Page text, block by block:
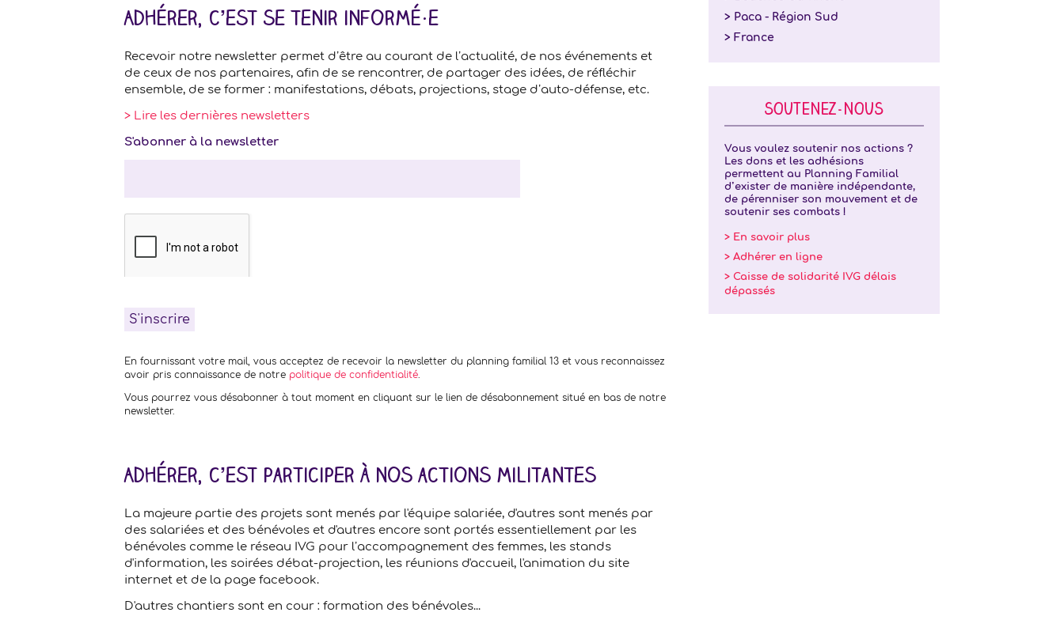
Adhérer, c’est se tenir informé·e
Recevoir notre newsletter permet d’être au courant de l’actualité, de nos événements et
de ceux de nos partenaires, afin de se rencontrer, de partager des idées, de réfléchir
ensemble, de se former : manifestations, débats, projections, stage d’auto-défense, etc.
> Lire les dernières newsletters
S'abonner à la newsletter
En fournissant votre mail, vous acceptez de recevoir la newsletter du planning familial 13 et vous reconnaissez
avoir pris connaissance de notre politique de confidentialité.
Vous pourrez vous désabonner à tout moment en cliquant sur le lien de désabonnement situé en bas de notre
newsletter.
Adhérer, c’est participer à nos actions militantes
La majeure partie des projets sont menés par l'équipe salariée, d'autres sont menés par
des salariées et des bénévoles et d'autres encore sont portés essentiellement par les
bénévoles comme le réseau IVG pour l’accompagnement des femmes, les stands
d'information, les soirées débat-projection, les réunions d'accueil, l'animation du site
internet et de la page facebook.
D'autres chantiers sont en cour : formation des bénévoles...
> Paca - Région Sud
> France
SOUTENEZ-NOUS
Vous voulez soutenir nos actions ?
Les dons et les adhésions
permettent au Planning Familial
d’exister de manière indépendante,
de pérenniser son mouvement et de
soutenir ses combats !
> En savoir plus
> Adhérer en ligne
> Caisse de solidarité IVG délais
dépassés